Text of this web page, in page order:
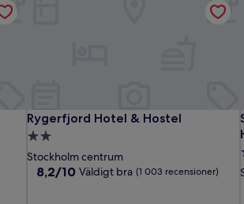
Rygerfjord Hotel & Hostel
Rygerfjord Hotel & Hostel
2.0-
stjärnigt
boende
Stockholm centrum
8.2
8,2/10 Väldigt bra (1 003 recensioner)